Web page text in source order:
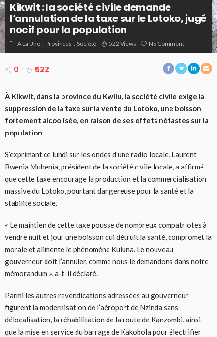
Kikwit : la société civile demande
l’annulation de la taxe sur le Lotoko, jugé
nocif pour la population
A La Une Provinces Société 522 Views No Comment
0 522
À Kikwit, dans la province du Kwilu, la société civile exige la
suppression de la taxe sur la vente du Lotoko, une boisson
fortement alcoolisée, en raison de ses effets néfastes sur la
population.
S’exprimant ce lundi sur les ondes d’une radio locale, Laurent
Bwenia Muhenia, président de la société civile locale, a affirmé
que cette taxe encourage la production et la commercialisation
massive du Lotoko, pourtant dangereuse pour la santé et la
stabilité sociale.
« Le maintien de cette taxe pousse de nombreux compatriotes à
vendre nuit et jour une boisson qui détruit la santé, compromet la
morale et alimente le phénomène Kuluna. Le nouveau
gouverneur doit l’annuler, comme nous le demandons dans notre
mémorandum », a-t-il déclaré.
Parmi les autres revendications adressées au gouverneur
figurent la modernisation de l’aéroport de Nzinda sans
délocalisation, la réhabilitation de la route de Kanzombi, ainsi
que la mise en service du barrage de Kakobola pour électrifier